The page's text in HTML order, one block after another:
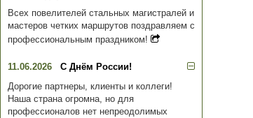
Всех повелителей стальных магистралей и
мастеров четких маршрутов поздравляем с
профессиональным праздником!
11.06.2026
С Днём России!
Дорогие партнеры, клиенты и коллеги!
Наша страна огромна, но для
профессионалов нет непреодолимых